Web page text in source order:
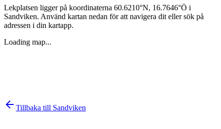
Lekplatsen ligger på koordinaterna 60.6210°N, 16.7646°Ö i
Sandviken. Använd kartan nedan för att navigera dit eller sök på
adressen i din kartapp.
Loading map...
Tillbaka till Sandviken